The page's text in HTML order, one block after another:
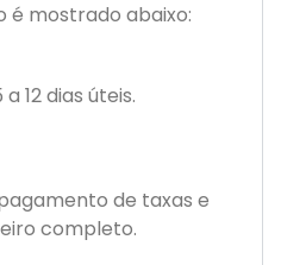
é mostrado abaixo:
12 dias úteis.
de taxas e
completo.